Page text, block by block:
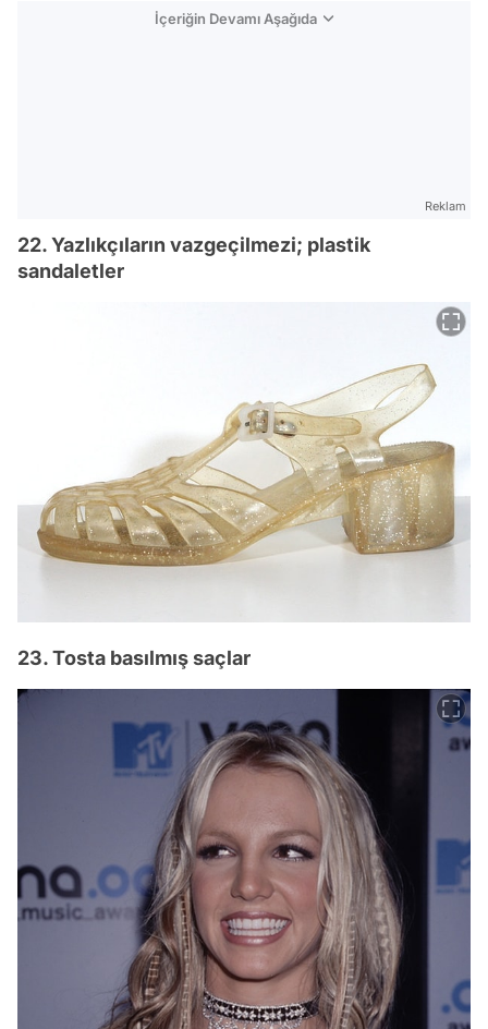
İçeriğin Devamı Aşağıda
Reklam
22. Yazlıkçıların vazgeçilmezi; plastik
sandaletler
23. Tosta basılmış saçlar